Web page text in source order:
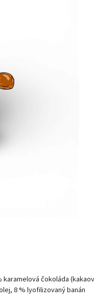
karamelová čokoláda
8 % lyofilizovaný banán